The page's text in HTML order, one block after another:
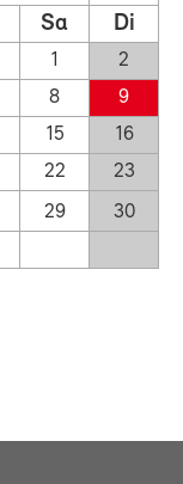
Sa Di
1
2
8
9
15
16
22
23
29
30